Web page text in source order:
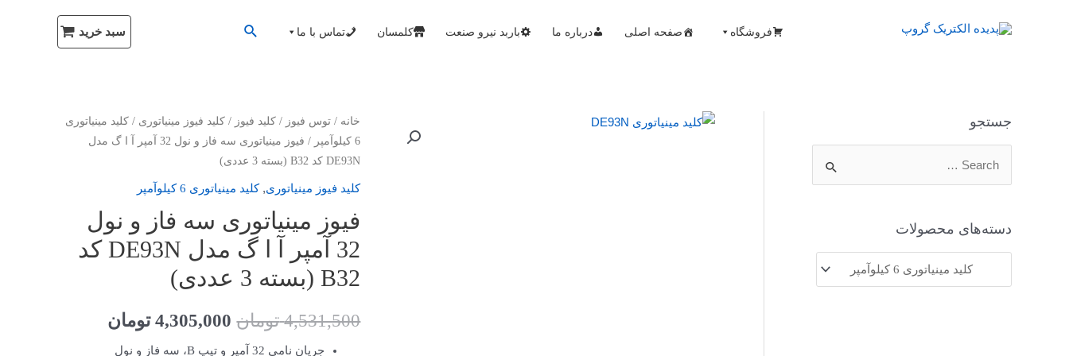
فروشگاه صفحه اصلی درباره ما باربد نیرو صنعت کلمسان تماس با ما سبد خرید
جستجو
دسته‌های محصولات
خانه / توس فیوز / کلید فیوز / کلید فیوز مینیاتوری / کلید مینیاتوری
6 کیلو‌آمپر
/ فیوز مینیاتوری سه فاز و نول 32 آمپر آ ا گ مدل
DE93N کد B32 (بسته 3 عددی)
کلید فیوز مینیاتوری,کلید مینیاتوری 6 کیلو‌آمپر
فیوز مینیاتوری سه فاز و نول
32 آمپر آ ا گ مدل DE93N کد
B32 (بسته 3 عددی)
4,531,500 تومان 4,305,000 تومان
جریان نامی 32 آمپر و تیپ B، سه فاز و نول